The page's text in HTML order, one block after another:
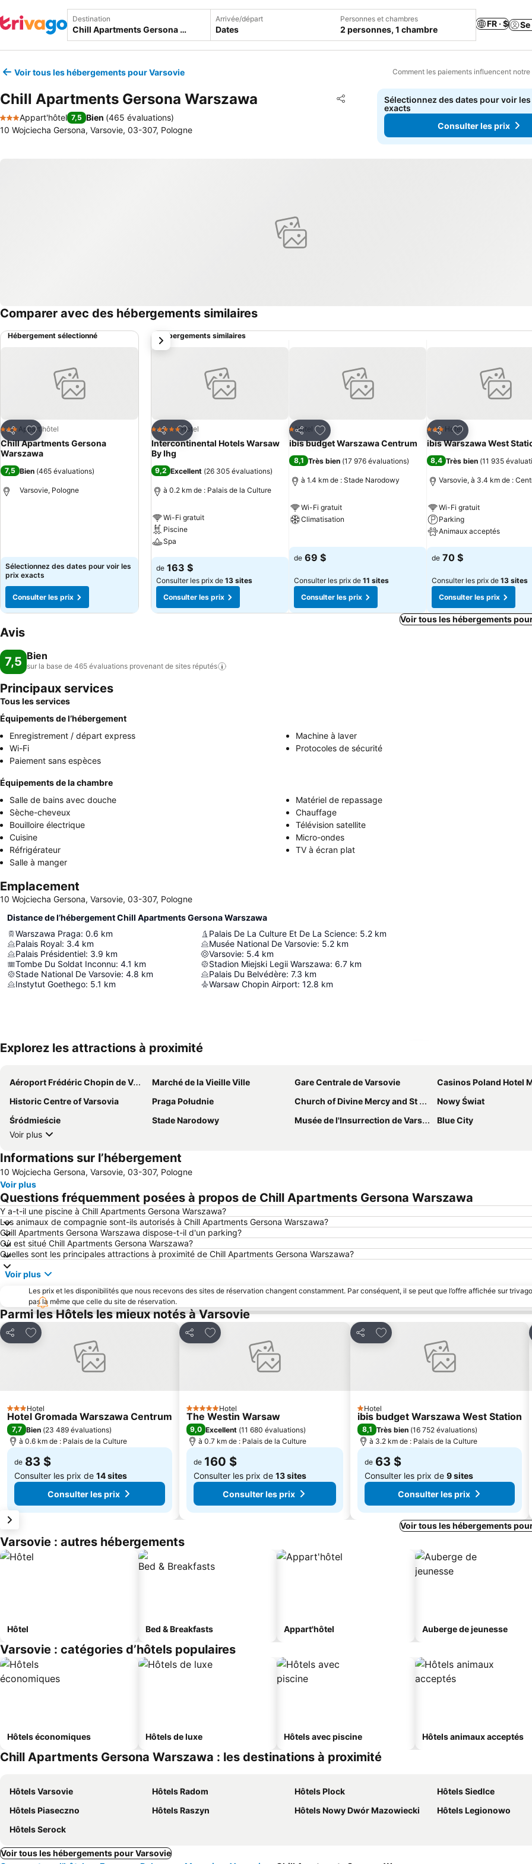
Destination Arrivée/départ
Dates
Personnes et chambres
2 personnes, 1 chambre
FR · $
Voir tous les hébergements pour Varsovie Comment les paiements influencent
Chill Apartments Gersona Warszawa Partager
Ajouter à mes favoris
3 Étoiles
Appart'hôtel 7,5 Bien (465 évaluations)
10 Wojciecha Gersona, Varsovie, 03-307, Pologne
Sélectionnez des dates pour voir
exacts
Consulter les prix
Comparer avec des hébergements similaires
Hébergement sélectionné
Partager
Ajouter à mes favoris
3 ÉtoilesAppart'hôtel
Chill Apartments Gersona
Warszawa
7,5 Bien (465 évaluations)
Varsovie, Pologne
Sélectionnez des dates pour voir les
prix exacts
Consulter les prix
Hébergements similaires
Partager
Ajouter à mes favoris
5 Étoiles Hotel
Intercontinental Hotels Warsaw
By Ihg
9,2 Excellent (26 305 évaluations)
à 0.2 km de : Palais de la Culture
Wi-Fi gratuit
Piscine
Spa
Consulter les prix
de 163 $
Consulter les prix de 13 sites
Consulter les prix
Partager
Ajouter à mes favoris
1 Étoiles
Hotel
ibis budget Warszawa Centrum
8,1 Très bien (17 976 évaluations)
à 1.4 km de : Stade Narodowy
Wi-Fi gratuit
Climatisation
de 69 $
Consulter les prix de 11 sites
Consulter les prix
Partager
Ajouter à mes
3 ÉtoilesHotel
ibis Warszawa West
8,4 Très bien (11 935
Varsovie, à 3.4 km de :
Wi-Fi gratuit
Parking
Animaux acceptés
Consulter les prix
de 70 $
Consulter les prix de 13 sites
Consulter les prix
suivant
Voir tous les hébergements
Avis
7,5 Bien
sur la base de 465 évaluations provenant de sites réputés
Principaux services
Tous les services
Équipements de l’hébergement
Enregistrement / départ express
Machine à laver
Wi-Fi
Protocoles de sécurité
Paiement sans espèces
Équipements de la chambre
Salle de bains avec douche
Matériel de repassage
Sèche-cheveux
Chauffage
Bouilloire électrique
Télévision satellite
Cuisine
Micro-ondes
Réfrigérateur
TV à écran plat
Salle à manger
Emplacement
10 Wojciecha Gersona, Varsovie, 03-307, Pologne
Distance de l’hébergement Chill Apartments Gersona Warszawa
Warszawa Praga: 0.6 km
Palais Royal: 3.4 km
Palais Présidentiel: 3.9 km
Tombe Du Soldat Inconnu: 4.1 km
Stade National De Varsovie: 4.8 km
Instytut Goethego: 5.1 km
Palais De La Culture Et De La Science: 5.2 km
Musée National De Varsovie: 5.2 km
Varsovie: 5.4 km
Stadion Miejski Legii Warszawa: 6.7 km
Palais Du Belvédère: 7.3 km
Warsaw Chopin Airport: 12.8 km
Explorez les attractions à proximité
Aéroport Frédéric Chopin de Varsovie Marché de la Vieille Ville Gare Centrale de Varsovie
Casinos Poland Hotel
Historic Centre of Varsovia
Praga Południe Church of Divine Mercy and St Faustina
Nowy Świat
Śródmieście
Stade Narodowy Musée de l'Insurrection de Varsovie
Blue City
Voir plus
Informations sur l’hébergement
10 Wojciecha Gersona, Varsovie, 03-307, Pologne
Voir plus
Questions fréquemment posées à propos de Chill Apartments Gersona Warszawa
Y a-t-il une piscine à Chill Apartments Gersona Warszawa?
Les animaux de compagnie sont-ils autorisés à Chill Apartments Gersona Warszawa?
Chill Apartments Gersona Warszawa dispose-t-il d'un parking?
Où est situé Chill Apartments Gersona Warszawa?
Quelles sont les principales attractions à proximité de Chill Apartments Gersona Warszawa?
Voir plus
Les prix et les disponibilités que nous recevons des sites de réservation changent constamment. Par conséquent, il se peut que l’offre affichée sur
pas la même que celle du site de réservation.
Parmi les Hôtels les mieux notés à Varsovie
Partager
Ajouter à mes favoris
3 Étoiles
Hotel
Hotel Gromada Warszawa Centrum
7,7 Bien (23 489 évaluations)
à 0.6 km de : Palais de la Culture
de 83 $
Consulter les prix de 14 sites
Consulter les prix
Partager
Ajouter à mes favoris
5 ÉtoilesHotel
The Westin Warsaw
9,0 Excellent (11 680 évaluations)
à 0.7 km de : Palais de la Culture
de 160 $
Consulter les prix de 13 sites
Consulter les prix
Partager
Ajouter à mes favoris
1 Étoiles
Hotel
ibis budget Warszawa West Station
8,1 Très bien (16 752 évaluations)
à 3.2 km de : Palais de la Culture
de 63 $
Consulter les prix de 9 sites
Consulter les prix
Voir tous les hébergements
Varsovie : autres hébergements
Hôtel Bed & Breakfasts Appart'hôtel Auberge de jeunesse
Varsovie : catégories d’hôtels populaires
Hôtels économiques Hôtels de luxe Hôtels avec piscine Hôtels animaux acceptés
Chill Apartments Gersona Warszawa : les destinations à proximité
Hôtels Varsovie Hôtels Radom Hôtels Plock
Hôtels Siedlce
Hôtels Piaseczno
Hôtels Raszyn Hôtels Nowy Dwór Mazowiecki
Hôtels Legionowo
Hôtels Serock
Voir tous les hébergements pour Varsovie